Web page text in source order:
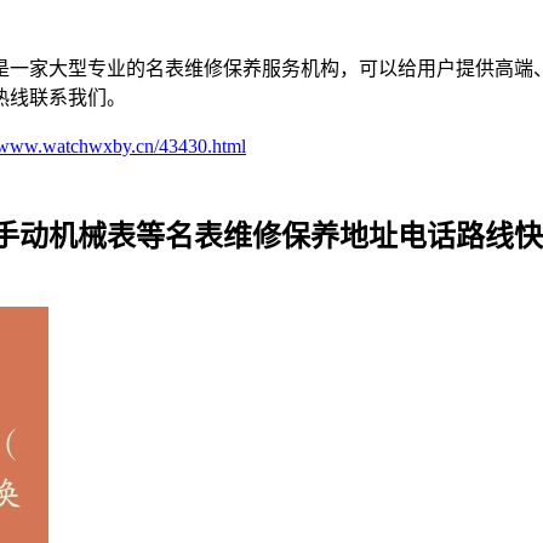
家大型专业的名表维修保养服务机构，可以给用户提供高
联系我们。
43430.html
动机械表等名表维修保养地址电话路线